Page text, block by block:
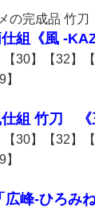
の完成品 竹刀
組《風 -
30】【32】
組 竹刀 《
30】【32】
峰‐ひろみね